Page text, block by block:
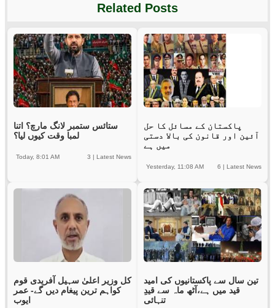
Related Posts
ستائس ستمبر لانگ مارچ؟ اتنا
لمبا وقت کیوں لیا؟
3 | Latest News
Today, 8:01 AM
پاکستان کے مسائل کا حل
آئین اور قانون کی بالا دستی
میں ہے
6 | Latest News
Yesterday, 11:08 AM
کل وزیر اعلیٰ سہیل آفریدی قوم
کواہم ترین پیغام دیں گے- عمر
ایوب
تین سال سے پاکستانیوں کی امید
قید میں ہے،آٹھ ماہ سے قیدِ
تنہائی